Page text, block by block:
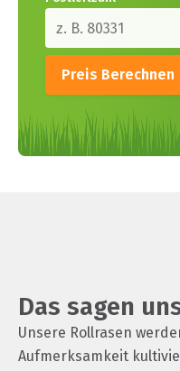
Preis Berechnen
Das sagen
Unsere Rollrasen
Aufmerksamkeit